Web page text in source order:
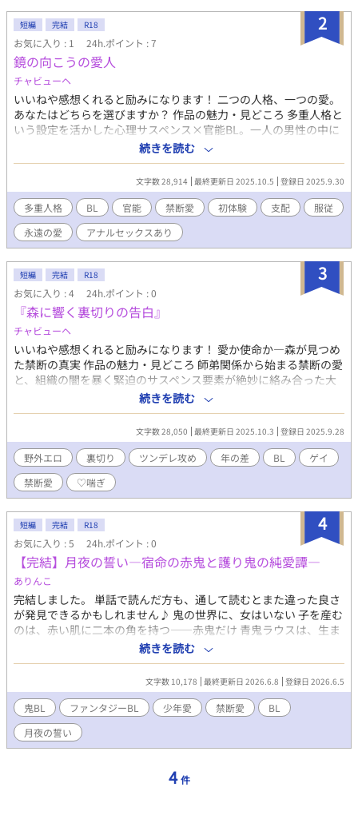
ささくれ美人ツン受け ・途中で、攻めが複数人登場します、脇カ
プも存在します。 ・シリアスで物語後半にかけて描写濃いめ。特
に第三部以降エロ多＆激しめです。 ・無理矢理、媚薬、拘束、モ
ブ輪、３Ｐ、道具など。 ・本編四部構成の長編です。 ・完結済の
作品をこちら用に直して載せます。 少年期編はこちら↓
https://www.alphapolis.co.jp/novel/701847579/251406114 ※
主人公は素行不良の青年神です。冒頭ささくれています(グレた原
因は過去編で)。前半、ダークサイドな主人公のBLらしからぬ言動
がある『不謹慎で非常識な』BL作品です。最終的には濃い父子BL
になります。 神族なので近親タブーは度外視、血縁関係が濃密で
す。カップリング問題作ですが深い愛情がテーマです。 表
紙:syuka様 ※泉界(せんかい)……黄泉の世界。あの世。泉下(大辞
泉より) ハイファンタジー/ダークファンタジー/≠魔王?/魔族/神
話/死神/近親/暗鬱/退廃/背徳/幻想/耽美/相姦/官能/快楽/美形攻め/
ツンデレ受け/強気受け/鬼畜/プチSM/ドS攻め/ドロドロ/禁断の恋/
禁断愛/偏愛/紆余曲折/裏切り/拗らせ愛/NL要素あり
2
短編 完結 R18
お気に入り : 1 24h.ポイント : 7
鏡の向こうの愛人
チャビューヘ
いいねや感想くれると励みになります！ 二つの人格、一つの愛。
あなたはどちらを選びますか？ 作品の魅力・見どころ 多重人格と
いう設定を活かした心理サスペンス×官能BL。一人の男性の中に
眠る二つの人格「優しいカウンセラー蓮」と「危険な魅力のレ
イ」が、純真な美大生悠真を巡って繰り広げる愛の三角関係。記
憶を失う蓮と、意図的に現れるレイ、そして両方に惹かれてしま
う悠真の複雑な感情が丁寧に描かれる。 ジャンル特徴・特色 心理
スリラー×超自然現象×成人向けBL。古いアパートという閉鎖的
空間で展開される濃密な人間ドラマ。多重人格・転生・霊的存在
という重層的な設定により、現実と幻想の境界が曖昧になる幻想
的世界観。段階的にエスカレートする官能描写と、深い心理描写
の絶妙なバランス。 主要登場人物 櫻井蓮（24歳）：穏やかで慈悲
深い心理カウンセラー。記憶の欠落に悩む。 レイ：蓮の別人格。
カリスマ性があり官能的だが支配的。実は蓮の双子の兄で10歳で
死去。 高橋悠真（21歳）：純真で感受性豊かな美大生。家族問題
を抱え蓮にカウンセリングを依頼。 ストーリー展開 取り壊し予定
の古いアパートで始まる深夜のカウンセリング。記憶を失う蓮
と、その間に現れる謎の人格レイ。悠真は両方の人格に惹かれな
がらも、次第に隠された真実に近づいていく。過去の犠牲者たち
の霊、悠真の前世の記憶、そして究極の愛の選択へ。 読者が期待
できる要素 多様な官能シーン（初体験・人格交代・超自然的背
景）、複雑な心理描写、ミステリー要素、超自然現象、禁断愛、
破滅的美学、感動的なクライマックス。 独自性・セールスポイン
ト 多重人格×霊的存在×転生という三重の設定による前例のない
複雑さ。心理学的リアリティと超自然的幻想の融合。破滅エンド
でありながら美しい希望で締めくくられる構成。読者の感情と身
体の両方に訴える高品質な官能描写。
続きを読む
文字数 28,914 最終更新日 2025.10.5 登録日 2025.9.30
多重人格 BL 官能 禁断愛 初体験 支配
服従
永遠の愛
アナルセックスあり
3
短編 完結 R18
お気に入り : 4 24h.ポイント : 0
『森に響く裏切りの告白』
チャビューヘ
いいねや感想くれると励みになります！ 愛か使命か―森が見つめ
た禁断の真実 作品の魅力・見どころ 師弟関係から始まる禁断の愛
と、組織の闇を暴く緊迫のサスペンス要素が絶妙に絡み合った大
人のBL作品。森林という美しい舞台で繰り広げられる、愛と裏切
りの心理戦が読者の心を掴んで離さない。 ジャンル特徴・特色 エ
ロティック・サスペンス。師弟もの×内部調査×自然環境保護と
いう複層的テーマで、単純な恋愛を超えた社会派BLとしての重厚
さを持つ。野外での官能シーンと心理的葛藤が見事に調和した作
品。 主要登場人物 拓真（22歳）：表面は不良だが根は優しいツン
デレ青年。実は内部調査員として組織に潜入。家族を失った過去
を背負う。 慎司（35歳）：自然公園の主任研究員。優しく知識豊
富な理想の師匠だが、拓真の正体を知り深く傷つく。 ストーリー
展開 新人研修として森林調査を始めた拓真と慎司の師弟関係から
物語は始まる。組織の腐敗調査という隠された任務と、慎司への
真の愛情の間で苦悩する拓真。告白を遮られ、疑念が芽生え、や
がて裏切り者としての正体が露見する。最終的に真実が明かさ
れ、二人の愛が再確認される感動的な結末。 読者が期待できる要
素 多様な野外エロシーン（洞窟・更衣室・テント・滝つぼ・観測
小屋・古木の下）、师弟関係の禁断感、サスペンス要素による緊
張感、使命と愛情の心理的葛藤、社会派テーマによる読み応え、
感動的な和解と真の愛の確認。 独自性・セールスポイント 自然環
境保護×BL×サスペンスという革新的な組み合わせ。単なる恋愛
にとどまらず、社会問題に切り込む知的な構成。森林という舞台
を活かした美しく多様な愛のシーン。裏切り者という立場による
複雑な心理描写。大人の読者に響く品格ある文学性。
続きを読む
文字数 28,050 最終更新日 2025.10.3 登録日 2025.9.28
野外エロ 裏切り ツンデレ攻め 年の差 BL
ゲイ
禁断愛
♡喘ぎ
4
短編 完結 R18
お気に入り : 5 24h.ポイント : 0
【完結】月夜の誓い—宿命の赤鬼と護り鬼の純愛譚—
ありんこ
完結しました。 単話で読んだ方も、通して読むとまた違った良さ
が発見できるかもしれません♪ 鬼の世界に、女はいない 子を産む
のは、赤い肌に二本の角を持つ——赤鬼だけ 青鬼ラウスは、生ま
れたばかりの美しい赤鬼・レインの「護り鬼」に選ばれた 9年
間、レインを守りながら、抑えきれない欲望と愛おしさを募らせ
る日々。 しかし、10年後レインはラウスの元を去らなければなら
ない……他の強い鬼の子を孕み、産むために。 全8話の短編で
す。ハッピーエンド。
続きを読む
文字数 10,178 最終更新日 2026.6.8 登録日 2026.6.5
鬼BL ファンタジーBL 少年愛 禁断愛
BL
月夜の誓い
4 件